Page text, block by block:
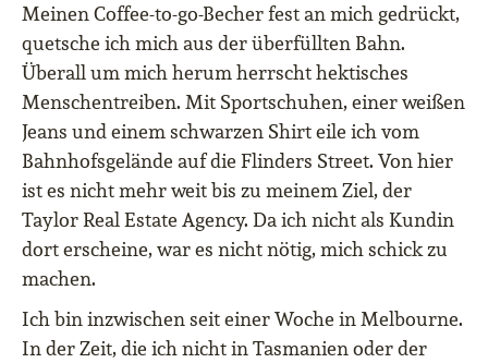
Meinen Coffee-to-go-Becher fest an mich gedrückt,
quetsche ich mich aus der überfüllten Bahn.
Überall um mich herum herrscht hektisches
Menschentreiben. Mit Sportschuhen, einer weißen
Jeans und einem schwarzen Shirt eile ich vom
Bahnhofsgelände auf die Flinders Street. Von hier
ist es nicht mehr weit bis zu meinem Ziel, der
Taylor Real Estate Agency. Da ich nicht als Kundin
dort erscheine, war es nicht nötig, mich schick zu
machen.
Ich bin inzwischen seit einer Woche in Melbourne.
In der Zeit, die ich nicht in Tasmanien oder der